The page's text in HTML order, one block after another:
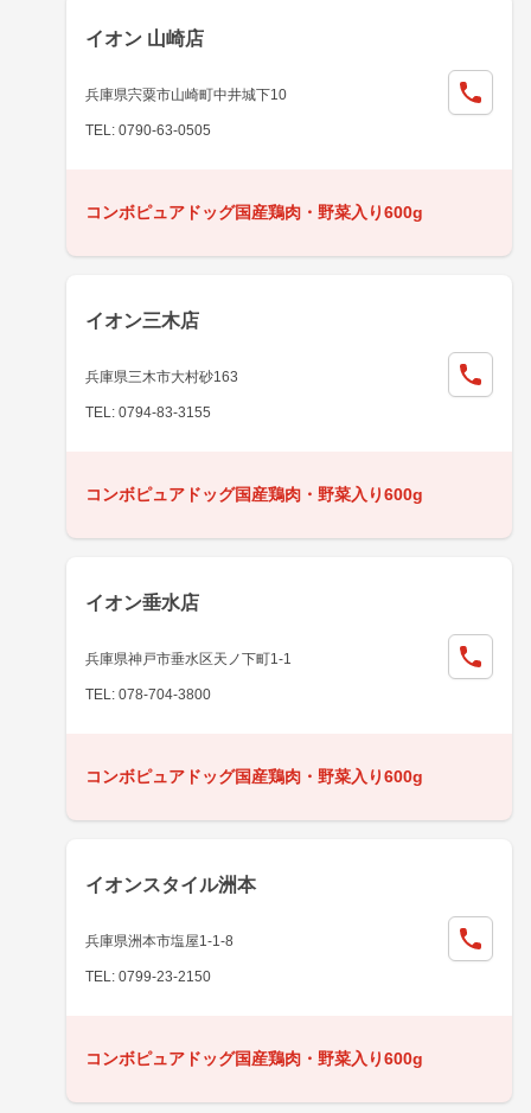
イオン 山崎店
兵庫県宍粟市山崎町中井城下10
TEL: 0790-63-0505
コンボピュアドッグ国産鶏肉・野菜入り600g
イオン三木店
兵庫県三木市大村砂163
TEL: 0794-83-3155
コンボピュアドッグ国産鶏肉・野菜入り600g
イオン垂水店
兵庫県神戸市垂水区天ノ下町1-1
TEL: 078-704-3800
コンボピュアドッグ国産鶏肉・野菜入り600g
イオンスタイル洲本
兵庫県洲本市塩屋1-1-8
TEL: 0799-23-2150
コンボピュアドッグ国産鶏肉・野菜入り600g